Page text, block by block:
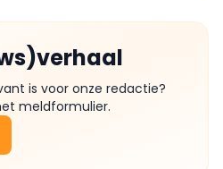
is voor onze redactie?
meldformulier.